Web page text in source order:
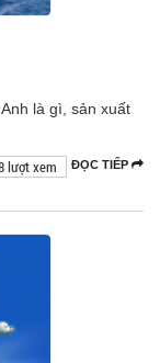
là gì, sản xuất
ĐỌC TIẾP
lượt xem